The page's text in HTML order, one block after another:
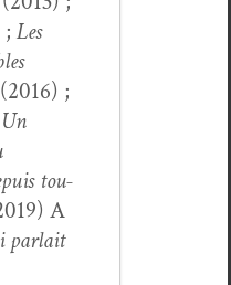
; Les
(2016) ;
Un
tou­
A
par­lait